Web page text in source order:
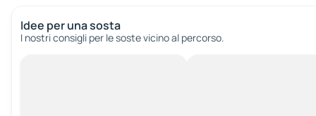
Idee per una sosta
I nostri consigli per le soste vicino al percorso.